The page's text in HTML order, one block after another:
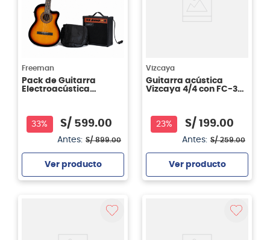
Freeman
Pack de Guitarra
Electroacústica
33% S/ 599.00
Antes: S/ 899.00
Ver producto
Vizcaya
Guitarra acústica
Vizcaya 4/4 con FC-39
23% S/ 199.00
Antes: S/ 259.00
Ver producto